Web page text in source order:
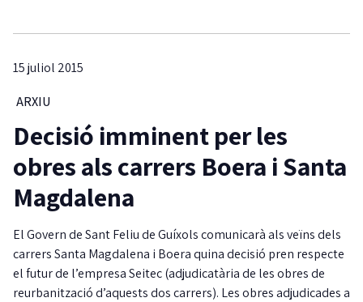
15 juliol 2015
ARXIU
Decisió imminent per les
obres als carrers Boera i Santa
Magdalena
El Govern de Sant Feliu de Guíxols comunicarà als veïns dels
carrers Santa Magdalena i Boera quina decisió pren respecte
el futur de l’empresa Seitec (adjudicatària de les obres de
reurbanització d’aquests dos carrers). Les obres adjudicades a